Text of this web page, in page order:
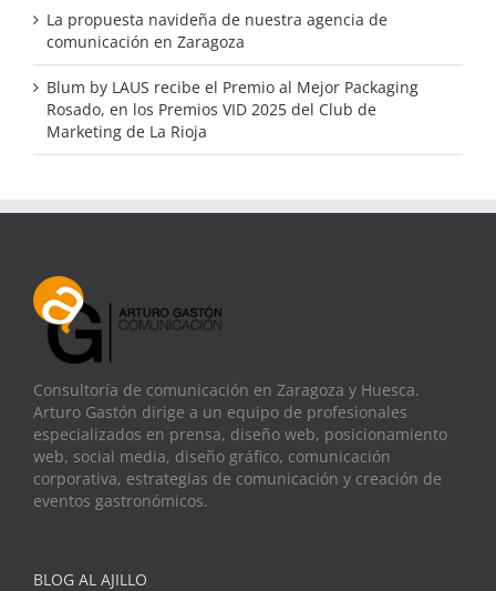
La propuesta navideña de nuestra agencia de
comunicación en Zaragoza
Blum by LAUS recibe el Premio al Mejor Packaging
Rosado, en los Premios VID 2025 del Club de
Marketing de La Rioja
Consultoría de comunicación en Zaragoza y Huesca.
Arturo Gastón dirige a un equipo de profesionales
especializados en prensa, diseño web, posicionamiento
web, social media, diseño gráfico, comunicación
corporativa, estrategias de comunicación y creación de
eventos gastronómicos.
BLOG AL AJILLO